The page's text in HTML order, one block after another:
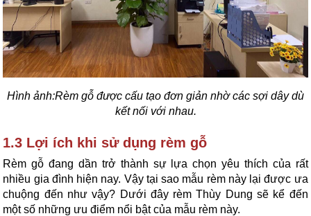
Hình ảnh:Rèm gỗ được cấu tạo đơn giản nhờ các sợi dây dù
kết nối với nhau.
1.3 Lợi ích khi sử dụng rèm gỗ
Rèm gỗ đang dần trở thành sự lựa chọn yêu thích của rất
nhiều gia đình hiện nay. Vậy tại sao mẫu rèm này lại được ưa
chuộng đến như vậy? Dưới đây rèm Thùy Dung sẽ kể đến
một số những ưu điểm nổi bật của mẫu rèm này.